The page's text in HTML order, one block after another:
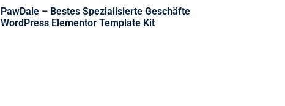
PawDale – Bestes Spezialisierte Geschäfte
WordPress Elementor Template Kit